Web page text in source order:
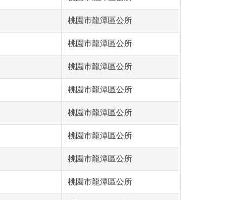
桃園市龍潭區公所
桃園市龍潭區公所
桃園市龍潭區公所
桃園市龍潭區公所
桃園市龍潭區公所
桃園市龍潭區公所
桃園市龍潭區公所
桃園市龍潭區公所